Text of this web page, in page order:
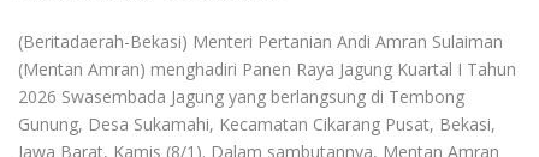
(Beritadaerah-Bekasi) Menteri Pertanian Andi Amran Sulaiman
(Mentan Amran) menghadiri Panen Raya Jagung Kuartal I Tahun
2026 Swasembada Jagung yang berlangsung di Tembong
Gunung, Desa Sukamahi, Kecamatan Cikarang Pusat, Bekasi,
Jawa Barat, Kamis (8/1). Dalam sambutannya, Mentan Amran